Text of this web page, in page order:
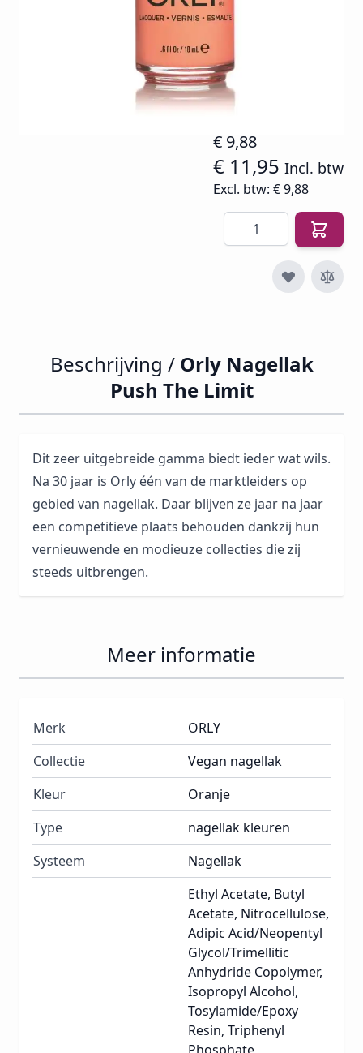
O-NP-20848
€ 14,94
€ 9,88
€ 11,95 Incl. btw
Excl. btw: € 9,88
Aantal
Beschrijving / Orly Nagellak
Push The Limit
Dit zeer uitgebreide gamma biedt ieder wat wils.
Na 30 jaar is Orly één van de marktleiders op
gebied van nagellak. Daar blijven ze jaar na jaar
een competitieve plaats behouden dankzij hun
vernieuwende en modieuze collecties die zij
steeds uitbrengen.
Meer informatie
Merk
ORLY
Collectie
Vegan nagellak
Kleur
Oranje
Type
nagellak kleuren
Systeem
Nagellak
Ethyl Acetate, Butyl
Acetate, Nitrocellulose,
Adipic Acid/Neopentyl
Glycol/Trimellitic
Anhydride Copolymer,
Isopropyl Alcohol,
Tosylamide/Epoxy
Resin, Triphenyl